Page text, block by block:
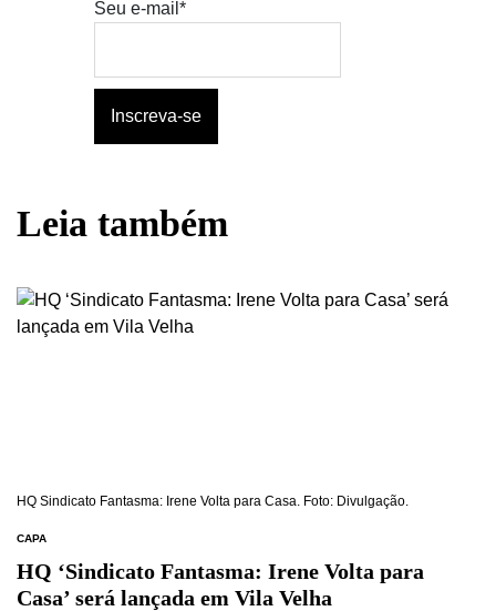
Seu e-mail*
Leia também
HQ Sindicato Fantasma: Irene Volta para Casa. Foto: Divulgação.
CAPA
HQ ‘Sindicato Fantasma: Irene Volta para
Casa’ será lançada em Vila Velha